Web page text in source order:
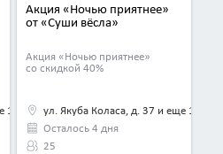
Акция «Ночью приятнее»
от «Суши вёсла»
Акция «Ночью приятнее»
со скидкой 40%
ул. Якуба Коласа, д. 37 и еще 11
Осталось 4 дня
25